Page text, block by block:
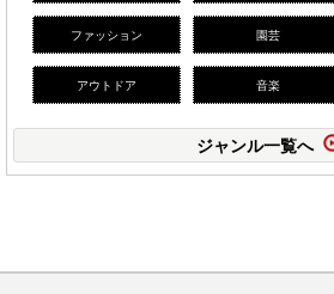
ファッション 園芸
アウトドア 音楽
ジャンル一覧へ